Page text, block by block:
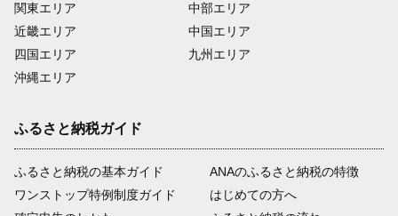
関東エリア
近畿エリア
四国エリア
沖縄エリア
中部エリア
中国エリア
九州エリア
ふるさと納税ガイド
ふるさと納税の基本ガイド
ワンストップ特例制度ガイド
ANAのふるさと納税の特徴
はじめての方へ